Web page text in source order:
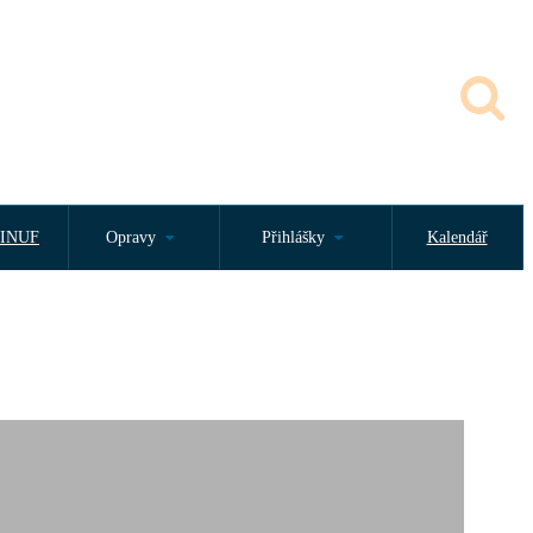
INUF Opravy Přihlášky Kalendář